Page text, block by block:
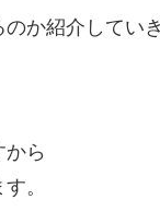
か紹介してい
ら
。